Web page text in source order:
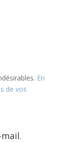
En
de vos